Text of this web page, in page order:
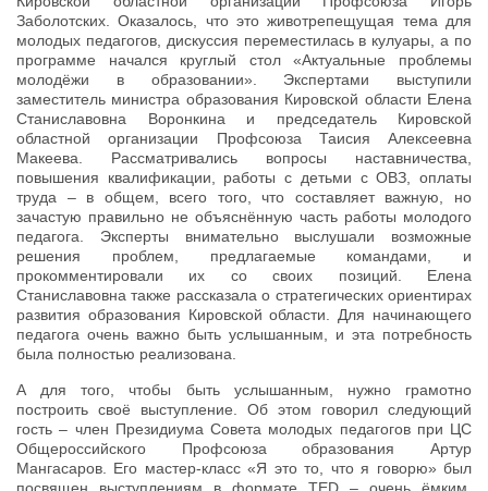
Заболотских. Оказалось, что это животрепещущая тема для
молодых педагогов, дискуссия переместилась в кулуары, а по
программе начался круглый стол «Актуальные проблемы
молодёжи в образовании». Экспертами выступили
заместитель министра образования Кировской области Елена
Станиславовна Воронкина и председатель Кировской
областной организации Профсоюза Таисия Алексеевна
Макеева. Рассматривались вопросы наставничества,
повышения квалификации, работы с детьми с ОВЗ, оплаты
труда – в общем, всего того, что составляет важную, но
зачастую правильно не объяснённую часть работы молодого
педагога. Эксперты внимательно выслушали возможные
решения проблем, предлагаемые командами, и
прокомментировали их со своих позиций. Елена
Станиславовна также рассказала о стратегических ориентирах
развития образования Кировской области. Для начинающего
педагога очень важно быть услышанным, и эта потребность
была полностью реализована.
А для того, чтобы быть услышанным, нужно грамотно
построить своё выступление. Об этом говорил следующий
гость – член Президиума Совета молодых педагогов при ЦС
Общероссийского Профсоюза образования Артур
Мангасаров. Его мастер-класс «Я это то, что я говорю» был
посвящен выступлениям в формате TED – очень ёмким,